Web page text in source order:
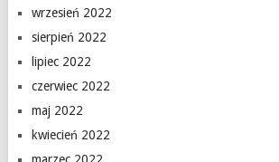
wrzesień 2022
sierpień 2022
lipiec 2022
czerwiec 2022
maj 2022
kwiecień 2022